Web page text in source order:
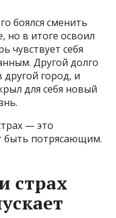
боялся сменить
но в итоге освоил
чувствует себя
Другой долго
город, и
для себя новый
— это
быть потрясающим.
страх